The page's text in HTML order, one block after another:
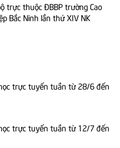
trực thuộc ĐBBP trường Cao
Bắc Ninh lần thứ XIV NK
trực tuyến tuần từ 28/6 đến
trực tuyến tuần từ 12/7 đến